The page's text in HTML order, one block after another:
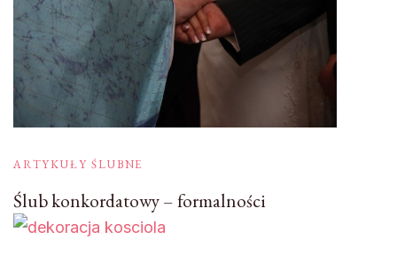
ARTYKUŁY ŚLUBNE
Ślub konkordatowy – formalności